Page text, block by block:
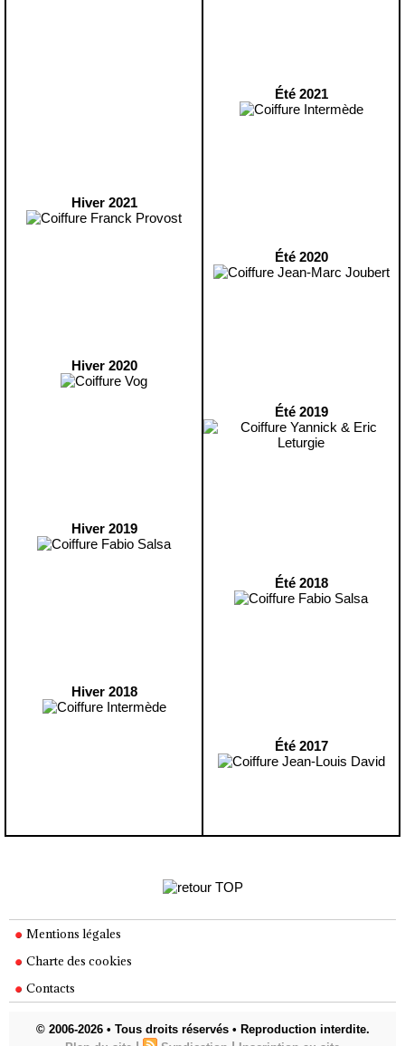
Hiver 2021
Hiver 2020
Hiver 2019
Hiver 2018
Été 2021
Été 2020
Été 2019
Été 2018
Été 2017
Mentions légales
Charte des cookies
Contacts
© 2006-2026 • Tous droits réservés • Reproduction interdite.